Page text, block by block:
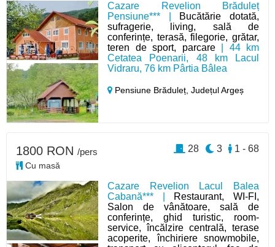
Cazare Revelion Brăduleț
Pensiune*** | Bucătărie dotată,
sufragerie, living, sală de
conferințe, terasă, filegorie, grătar,
teren de sport, parcare| 44 km
Cetatea Poenarii, 48 km Lacul
Vidraru, 76 km Pârtia Bâlea
Pensiune Brăduleț,Județul Argeș
Cazare Revelion Lacul Balea
Cabană*** | Restaurant, WI-FI,
Salon de vânătoare, sală de
conferințe, ghid turistic, room-
service, încălzire centrală, terase
acoperite, închiriere snowmobile,
1800 RON /pers
Cu masă
1 - 68
3
28